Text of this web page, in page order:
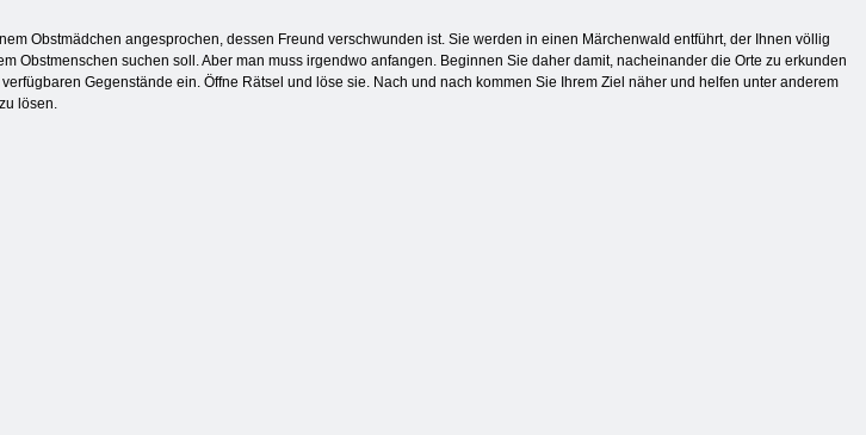
Obstmädchen angesprochen, dessen Freund verschwunden ist. Sie werden in einen Märchenwald entführt, der Ihnen völlig
Obstmenschen suchen soll. Aber man muss irgendwo anfangen. Beginnen Sie daher damit, nacheinander die Orte zu erkunden
Gegenstände ein. Öffne Rätsel und löse sie. Nach und nach kommen Sie Ihrem Ziel näher und helfen unter anderem
lösen.